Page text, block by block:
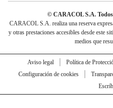
© CARACOL S.A. Todos
CARACOL S.A. realiza una reserva
y otras prestaciones accesibles desde este
medios que
Aviso legal Política de
Configuración de cookies